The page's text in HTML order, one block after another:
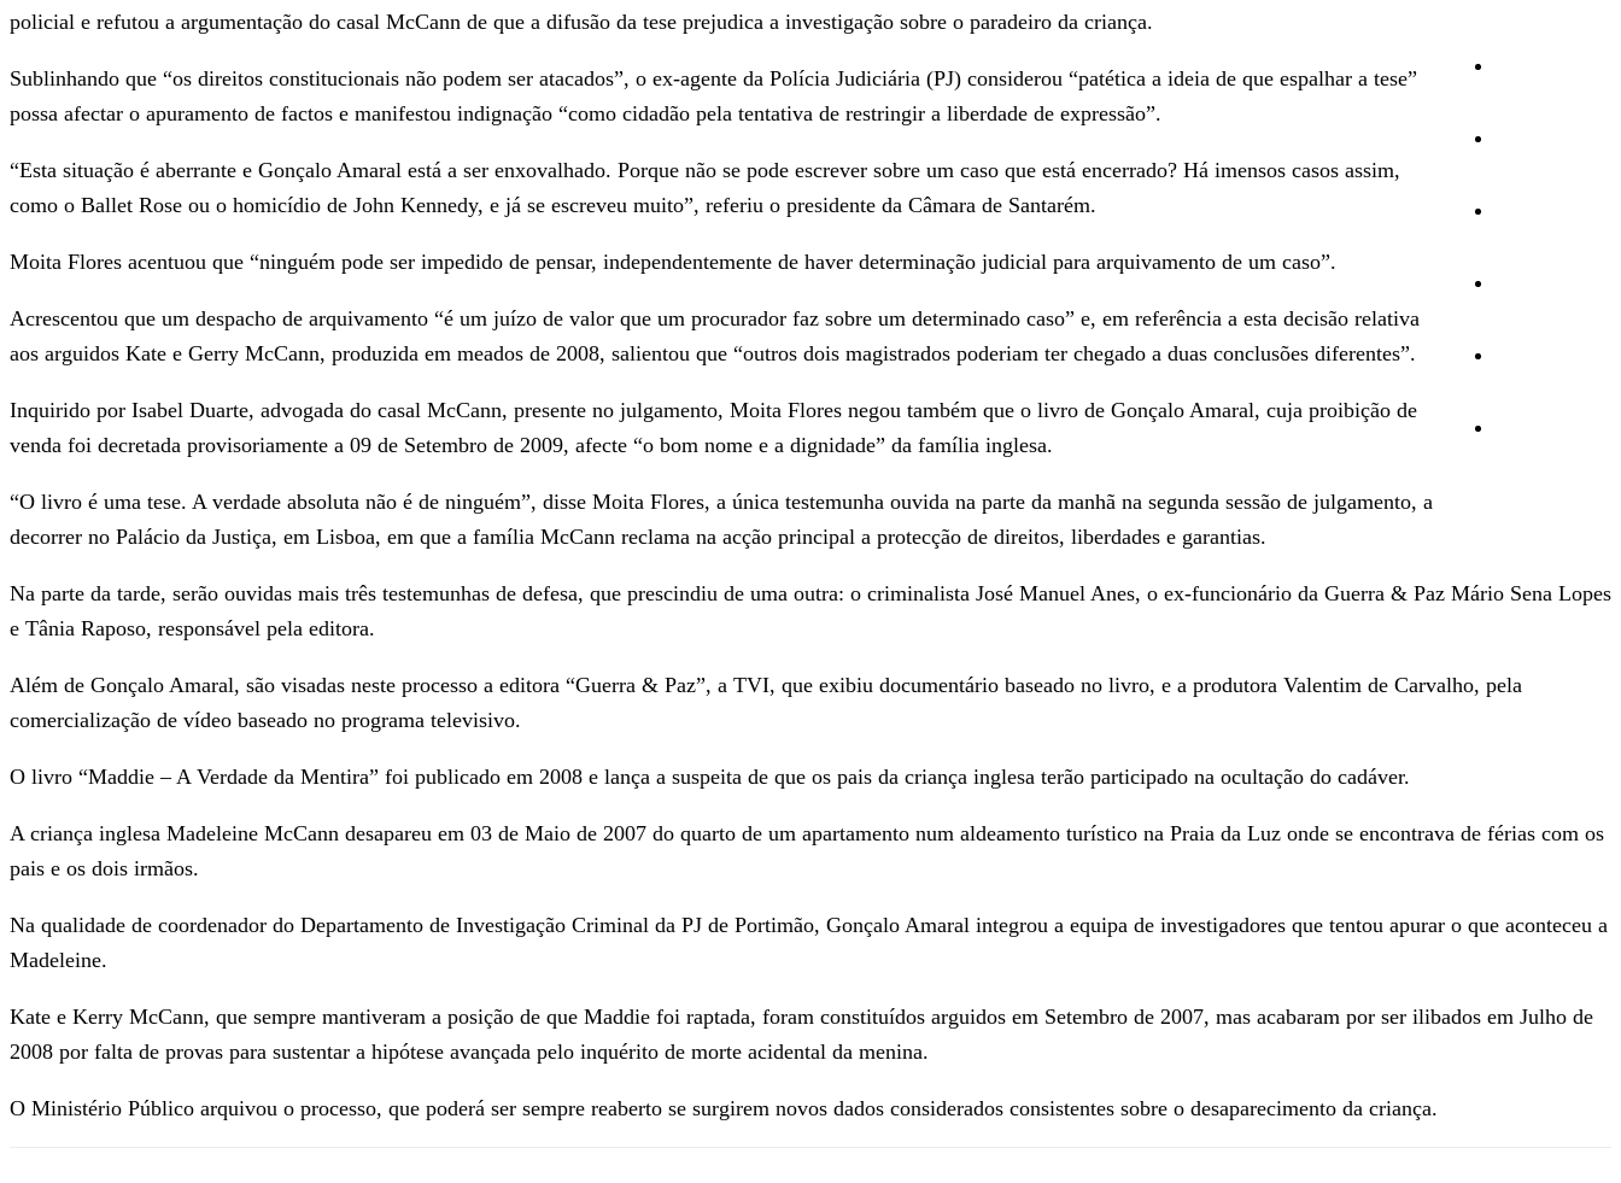
policial e refutou a argumentação do casal McCann de que a difusão da tese prejudica a investigação sobre o paradeiro da criança.
Sublinhando que “os direitos constitucionais não podem ser atacados”, o ex-agente da Polícia Judiciária (PJ) considerou “patética a ideia de que espalhar a tese”
possa afectar o apuramento de factos e manifestou indignação “como cidadão pela tentativa de restringir a liberdade de expressão”.
“Esta situação é aberrante e Gonçalo Amaral está a ser enxovalhado. Porque não se pode escrever sobre um caso que está encerrado? Há imensos casos assim,
como o Ballet Rose ou o homicídio de John Kennedy, e já se escreveu muito”, referiu o presidente da Câmara de Santarém.
Moita Flores acentuou que “ninguém pode ser impedido de pensar, independentemente de haver determinação judicial para arquivamento de um caso”.
Acrescentou que um despacho de arquivamento “é um juízo de valor que um procurador faz sobre um determinado caso” e, em referência a esta decisão relativa
aos arguidos Kate e Gerry McCann, produzida em meados de 2008, salientou que “outros dois magistrados poderiam ter chegado a duas conclusões diferentes”.
Inquirido por Isabel Duarte, advogada do casal McCann, presente no julgamento, Moita Flores negou também que o livro de Gonçalo Amaral, cuja proibição de
venda foi decretada provisoriamente a 09 de Setembro de 2009, afecte “o bom nome e a dignidade” da família inglesa.
“O livro é uma tese. A verdade absoluta não é de ninguém”, disse Moita Flores, a única testemunha ouvida na parte da manhã na segunda sessão de julgamento, a
decorrer no Palácio da Justiça, em Lisboa, em que a família McCann reclama na acção principal a protecção de direitos, liberdades e garantias.
Na parte da tarde, serão ouvidas mais três testemunhas de defesa, que prescindiu de uma outra: o criminalista José Manuel Anes, o ex-funcionário da Guerra & Paz Mário Sena Lopes
e Tânia Raposo, responsável pela editora.
Além de Gonçalo Amaral, são visadas neste processo a editora “Guerra & Paz”, a TVI, que exibiu documentário baseado no livro, e a produtora Valentim de Carvalho, pela
comercialização de vídeo baseado no programa televisivo.
O livro “Maddie – A Verdade da Mentira” foi publicado em 2008 e lança a suspeita de que os pais da criança inglesa terão participado na ocultação do cadáver.
A criança inglesa Madeleine McCann desapareu em 03 de Maio de 2007 do quarto de um apartamento num aldeamento turístico na Praia da Luz onde se encontrava de férias com os
pais e os dois irmãos.
Na qualidade de coordenador do Departamento de Investigação Criminal da PJ de Portimão, Gonçalo Amaral integrou a equipa de investigadores que tentou apurar o que aconteceu a
Madeleine.
Kate e Kerry McCann, que sempre mantiveram a posição de que Maddie foi raptada, foram constituídos arguidos em Setembro de 2007, mas acabaram por ser ilibados em Julho de
2008 por falta de provas para sustentar a hipótese avançada pelo inquérito de morte acidental da menina.
O Ministério Público arquivou o processo, que poderá ser sempre reaberto se surgirem novos dados considerados consistentes sobre o desaparecimento da criança.